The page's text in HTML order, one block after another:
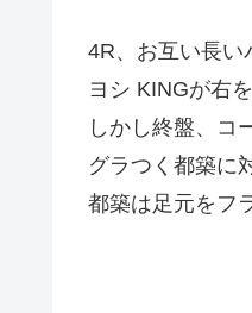
4R、お互い長い
ヨシ KINGが右
しかし終盤、コ
グラつく都築に
都築は足元をフ